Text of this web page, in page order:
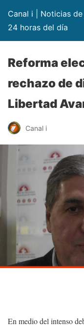
Canal i | Noticias
24 horas del día
Reforma
rechazo de
Libertad
Canal i
En medio del intenso